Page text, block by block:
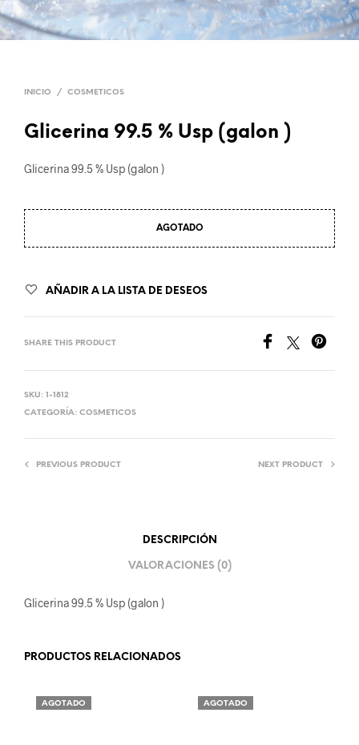
INICIO / COSMETICOS
Glicerina 99.5 % Usp (galon )
Glicerina 99.5 % Usp (galon )
AGOTADO
AÑADIR A LA LISTA DE DESEOS
SHARE THIS PRODUCT
SKU: 1-1812
CATEGORÍA: COSMETICOS
PREVIOUS PRODUCT NEXT PRODUCT
DESCRIPCIÓN
VALORACIONES (0)
Glicerina 99.5 % Usp (galon )
PRODUCTOS RELACIONADOS
AGOTADO AGOTADO